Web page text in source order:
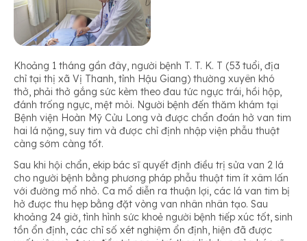
Khoảng 1 tháng gần đây, người bệnh T. T. K. T (53 tuổi, địa
chỉ tại thị xã Vị Thanh, tỉnh Hậu Giang) thường xuyên khó
thở, phải thở gắng sức kèm theo đau tức ngực trái, hồi hộp,
đánh trống ngực, mệt mỏi. Người bệnh đến thăm khám tại
Bệnh viện Hoàn Mỹ Cửu Long và được chẩn đoán hở van tim
hai lá nặng, suy tim và được chỉ định nhập viện phẫu thuật
càng sớm càng tốt.
Sau khi hội chẩn, ekip bác sĩ quyết định điều trị sửa van 2 lá
cho người bệnh bằng phương pháp phẫu thuật tim ít xâm lấn
với đường mổ nhỏ. Ca mổ diễn ra thuận lợi, các lá van tim bị
hở được thu hẹp bằng đặt vòng van nhân nhân tạo. Sau
khoảng 24 giờ, tình hình sức khoẻ người bệnh tiếp xúc tốt, sinh
tồn ổn định, các chỉ số xét nghiệm ổn định, hiện đã được